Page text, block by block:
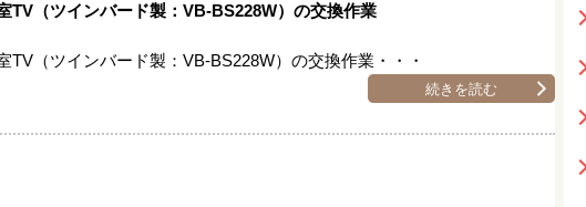
TV（ツインバード製：VB-BS228W）の交換作業
TV（ツインバード製：VB-BS228W）の交換作業・・・
続きを読む